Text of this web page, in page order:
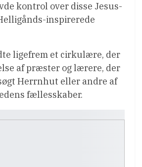
kontrol over disse Jesus-
inspirerede
ligefrem et cirkulære, der
af præster og lærere, der
Herrnhut eller andre af
fællesskaber.